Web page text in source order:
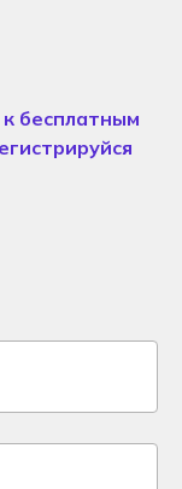
бесплатным